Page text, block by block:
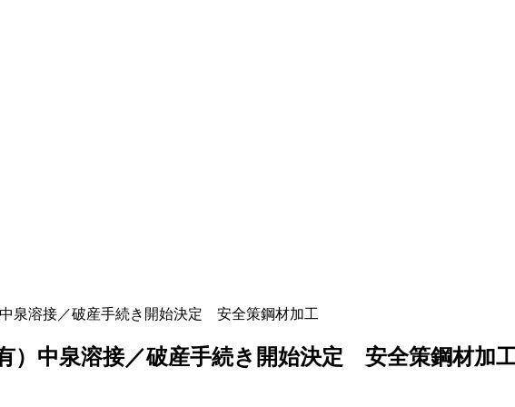
泉溶接／破産手続き開始決定 安全策鋼材加工
）中泉溶接／破産手続き開始決定 安全策鋼材加